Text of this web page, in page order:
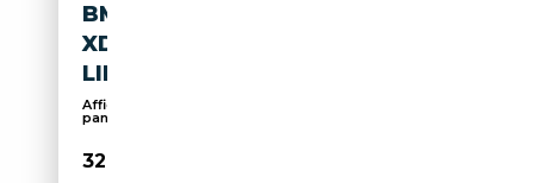
BMW 640 I GRAN TURISMO
XDRIVE SPORT-AUT./SPORT
LINE/
Affichage tête haute, Pack Sport, Toit
panoramique...
32 900€